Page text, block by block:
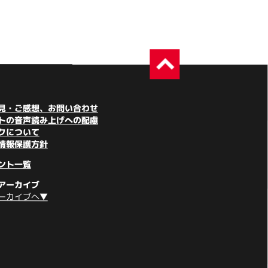
・ご感想、お問い合わせ
の音声読み上げへの配慮
について
報保護方針
ト一覧
ーカイブ
カイブへ▼